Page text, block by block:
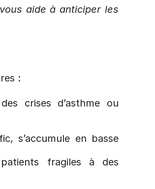
aide à anticiper les
:
crises d’asthme ou
s’accumule en basse
fragiles à des